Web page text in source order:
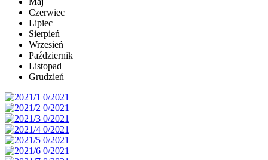
Czerwiec
Lipiec
Sierpień
Wrzesień
Październik
Listopad
Grudzień